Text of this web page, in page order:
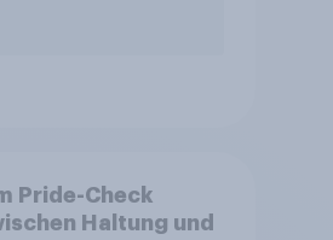
Pride-Check
Haltung und